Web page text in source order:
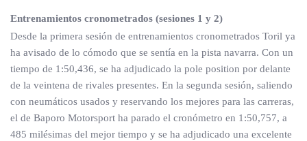
Entrenamientos cronometrados (sesiones 1 y 2)
Desde la primera sesión de entrenamientos cronometrados Toril ya
ha avisado de lo cómodo que se sentía en la pista navarra. Con un
tiempo de 1:50,436, se ha adjudicado la pole position por delante
de la veintena de rivales presentes. En la segunda sesión, saliendo
con neumáticos usados y reservando los mejores para las carreras,
el de Baporo Motorsport ha parado el cronómetro en 1:50,757, a
485 milésimas del mejor tiempo y se ha adjudicado una excelente